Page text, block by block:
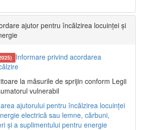
ajutor pentru încălzirea locuinței și
Informare privind acordarea
la măsurile de sprijin conform Legii
vulnerabil
ajutorului pentru încălzirea locuinței
electrică sau lemne, cărbuni,
și a suplimentului pentru energie